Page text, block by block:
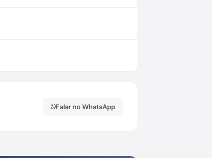
Falar no WhatsApp